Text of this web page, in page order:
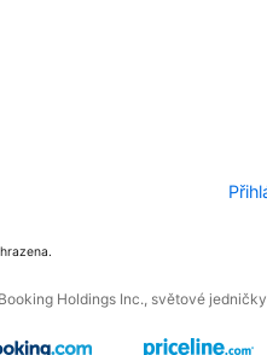
Holdings Inc., světové